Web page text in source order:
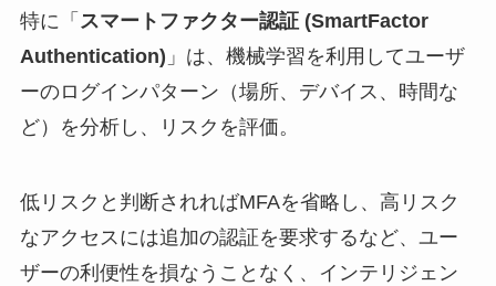
特に「 スマートファクター認証 (SmartFactor
Authentication) 」は、機械学習を利用してユーザ
ーのログインパターン（場所、デバイス、時間な
ど）を分析し、リスクを評価。
低リスクと判断されればMFAを省略し、高リスク
なアクセスには追加の認証を要求するなど、ユー
ザーの利便性を損なうことなく、インテリジェン